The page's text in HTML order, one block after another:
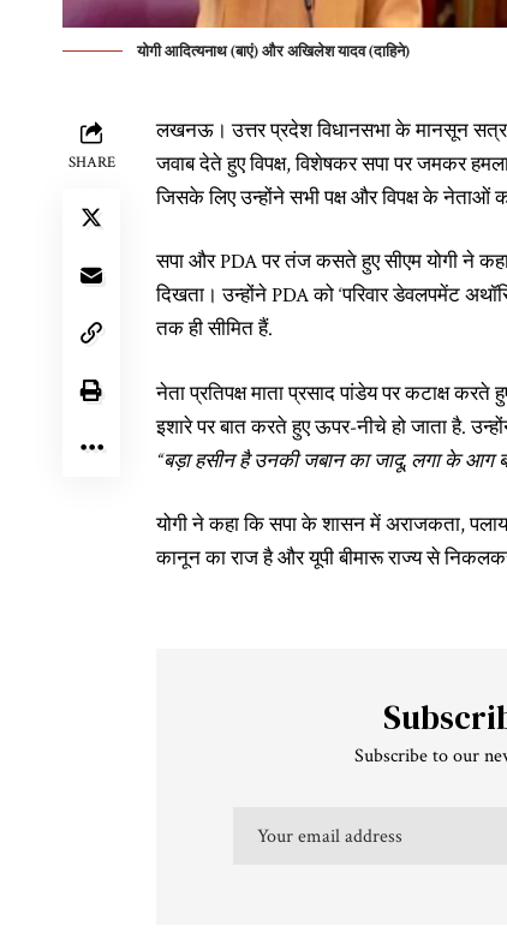
योगी आदित्यनाथ (बाएं) और अखिलेश यादव (दाहिने)
SHARE
लखनऊ। उत्तर प्रदेश विधानसभा के मानसून सत्र
जवाब देते हुए विपक्ष, विशेषकर सपा पर जमकर
जिसके लिए उन्होंने सभी पक्ष और विपक्ष के नेताओं
सपा और PDA पर तंज कसते हुए सीएम योगी ने
दिखता। उन्होंने PDA को ‘परिवार डेवलपमेंट
तक ही सीमित हैं.
नेता प्रतिपक्ष माता प्रसाद पांडेय पर कटाक्ष
इशारे पर बात करते हुए ऊपर-नीचे हो जाता है.
“बड़ा हसीन है उनकी जबान का जादू,लगा के आग
योगी ने कहा कि सपा के शासन में अराजकता,
कानून का राज है और यूपी बीमारू राज्य से
Subscribe to our